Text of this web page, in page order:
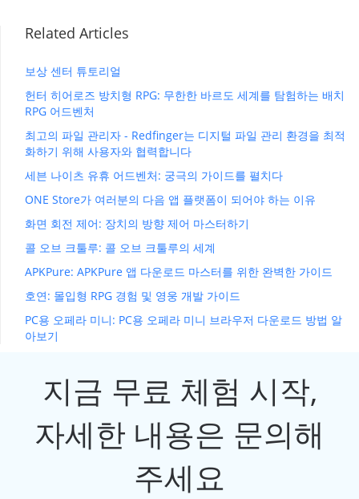
Related Articles
보상 센터 튜토리얼
헌터 히어로즈 방치형 RPG: 무한한 바르도 세계를 탐험하는 배치
RPG 어드벤처
최고의 파일 관리자 - Redfinger는 디지털 파일 관리 환경을 최적
화하기 위해 사용자와 협력합니다
세븐 나이츠 유휴 어드벤처: 궁극의 가이드를 펼치다
ONE Store가 여러분의 다음 앱 플랫폼이 되어야 하는 이유
화면 회전 제어: 장치의 방향 제어 마스터하기
콜 오브 크툴루: 콜 오브 크툴루의 세계
APKPure: APKPure 앱 다운로드 마스터를 위한 완벽한 가이드
호연: 몰입형 RPG 경험 및 영웅 개발 가이드
PC용 오페라 미니: PC용 오페라 미니 브라우저 다운로드 방법 알
아보기
지금 무료 체험 시작,
자세한 내용은 문의해
주세요